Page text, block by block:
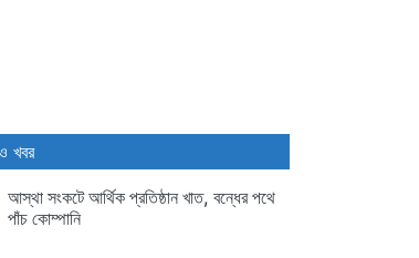
খবর
আস্থা সংকটে আর্থিক প্রতিষ্ঠান খাত, বন্ধের পথে
পাঁচ কোম্পানি